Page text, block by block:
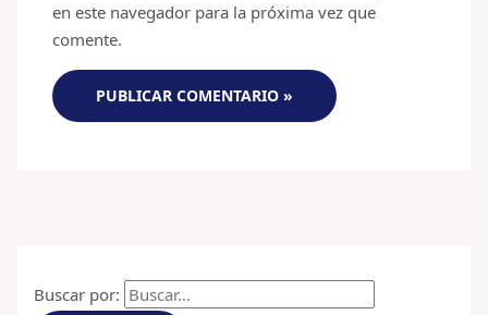
en este navegador para la próxima vez que
comente.
Buscar por: